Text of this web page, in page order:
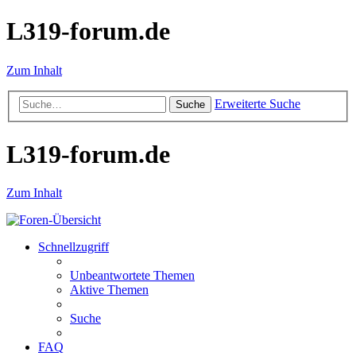
L319-forum.de
Zum Inhalt
Suche Erweiterte Suche
L319-forum.de
Zum Inhalt
Schnellzugriff
Unbeantwortete Themen
Aktive Themen
Suche
FAQ